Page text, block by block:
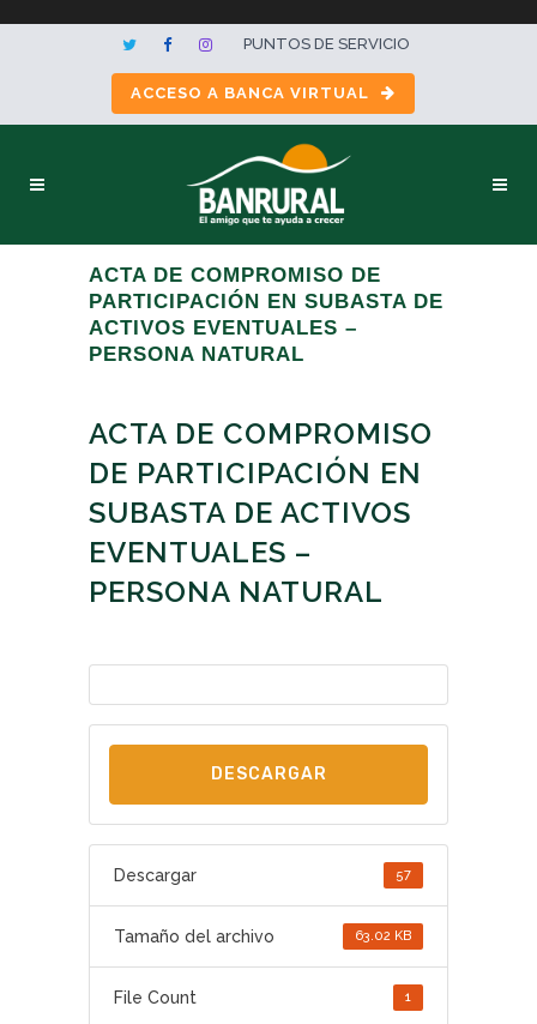
PUNTOS DE SERVICIO
ACCESO A BANCA VIRTUAL
ACTA DE COMPROMISO DE
PARTICIPACIÓN EN SUBASTA DE
ACTIVOS EVENTUALES –
PERSONA NATURAL
ACTA DE COMPROMISO
DE PARTICIPACIÓN EN
SUBASTA DE ACTIVOS
EVENTUALES –
PERSONA NATURAL
DESCARGAR
Descargar 57
Tamaño del archivo 63.02 KB
File Count 1